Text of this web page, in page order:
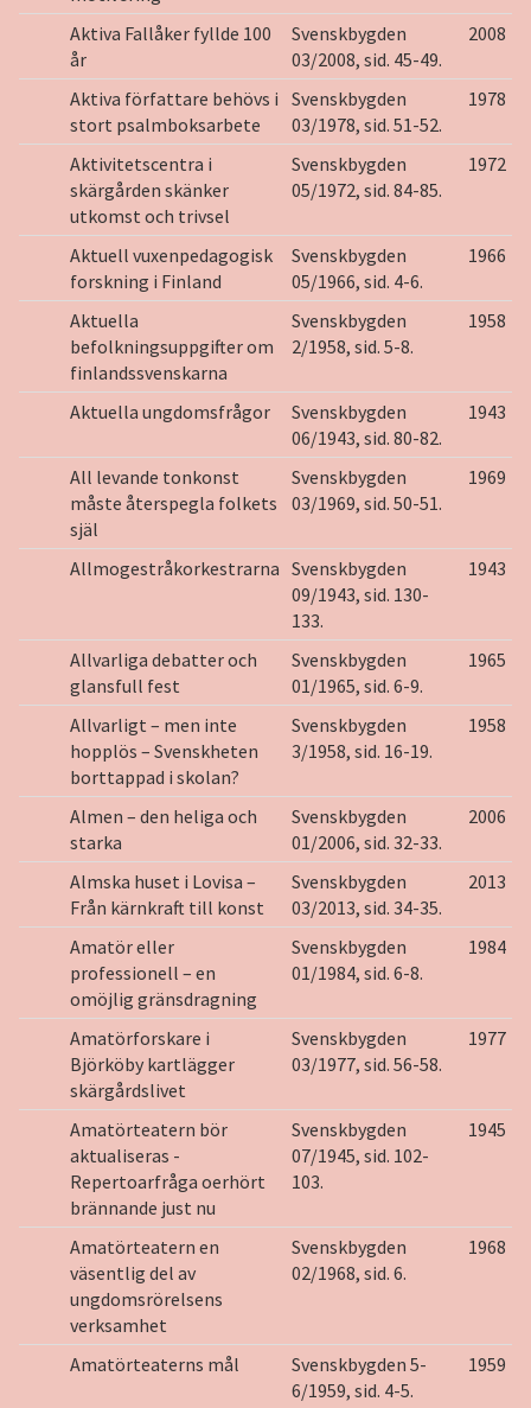
Aktiva Fallåker fyllde 100
år
Svenskbygden
03/2008, sid. 45-49.
2008
Aktiva författare behövs i
stort psalmboksarbete
Svenskbygden
03/1978, sid. 51-52.
1978
Aktivitetscentra i
skärgården skänker
utkomst och trivsel
Svenskbygden
05/1972, sid. 84-85.
1972
Aktuell vuxenpedagogisk
forskning i Finland
Svenskbygden
05/1966, sid. 4-6.
1966
Aktuella
befolkningsuppgifter om
finlandssvenskarna
Svenskbygden
2/1958, sid. 5-8.
1958
Aktuella ungdomsfrågor
Svenskbygden
06/1943, sid. 80-82.
1943
All levande tonkonst
måste återspegla folkets
själ
Svenskbygden
03/1969, sid. 50-51.
1969
Allmogestråkorkestrarna Svenskbygden
09/1943, sid. 130-
133.
1943
Allvarliga debatter och
glansfull fest
Svenskbygden
01/1965, sid. 6-9.
1965
Allvarligt – men inte
hopplös – Svenskheten
borttappad i skolan?
Svenskbygden
3/1958, sid. 16-19.
1958
Almen – den heliga och
starka
Svenskbygden
01/2006, sid. 32-33.
2006
Almska huset i Lovisa –
Från kärnkraft till konst
Svenskbygden
03/2013, sid. 34-35.
2013
Amatör eller
professionell – en
omöjlig gränsdragning
Svenskbygden
01/1984, sid. 6-8.
1984
Amatörforskare i
Björköby kartlägger
skärgårdslivet
Svenskbygden
03/1977, sid. 56-58.
1977
Amatörteatern bör
aktualiseras -
Repertoarfråga oerhört
brännande just nu
Svenskbygden
07/1945, sid. 102-
103.
1945
Amatörteatern en
väsentlig del av
ungdomsrörelsens
verksamhet
Svenskbygden
02/1968, sid. 6.
1968
Amatörteaterns mål
Svenskbygden 5-
6/1959, sid. 4-5.
1959